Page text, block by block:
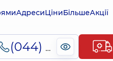
АдресиЦіниБільшеАкції
(044) 495-2-888